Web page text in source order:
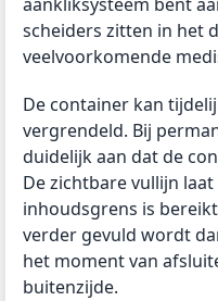
aankliksysteem bent
scheiders zitten in het
veelvoorkomende
De container kan
vergrendeld. Bij
duidelijk aan dat de
De zichtbare vullijn
inhoudsgrens is
verder gevuld wordt
het moment van
buitenzijde.